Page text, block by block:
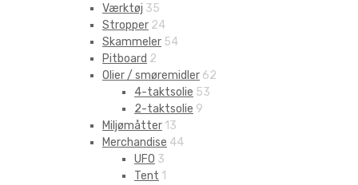
Værktøj 35
Stropper 24
Skammeler 54
Pitboard 2
Olier / smøremidler 62
4-taktsolie 53
2-taktsolie 9
Miljømåtter 13
Merchandise 44
UFO 3
Tent 1